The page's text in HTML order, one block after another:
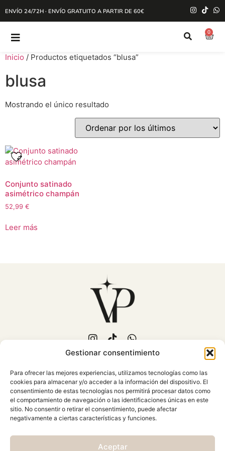
Gestionar consentimiento
Para ofrecer las mejores experiencias, utilizamos tecnologías como las
cookies para almacenar y/o acceder a la información del dispositivo. El
consentimiento de estas tecnologías nos permitirá procesar datos como
el comportamiento de navegación o las identificaciones únicas en este
sitio. No consentir o retirar el consentimiento, puede afectar
negativamente a ciertas características y funciones.
Aceptar
ENVÍO 24/72H · ENVÍO GRATUITO A PARTIR DE 60€
0
Inicio / Productos etiquetados “blusa”
blusa
Mostrando el único resultado
Conjunto satinado
asimétrico champán
52,99 €
Leer más
C/Fuente Piedra, 15
Mollina (Málaga)
Atención al cliente: Lunes a
Viernes 10:00 - 18:00
CONDICIONES GENERALES